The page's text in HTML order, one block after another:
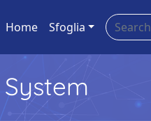
Home Sfoglia